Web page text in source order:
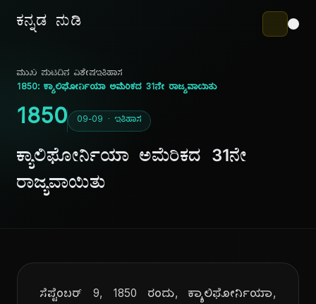
ಕನ್ನಡ ನುಡಿ
ಮುಖ ಪುಟದಿನ ವಿಶೇಷಇತಿಹಾಸ
1850: ಕ್ಯಾಲಿಫೋರ್ನಿಯಾ ಅಮೆರಿಕದ 31ನೇ ರಾಜ್ಯವಾಯಿತು
1850 09-09 · ಇತಿಹಾಸ
ಕ್ಯಾಲಿಫೋರ್ನಿಯಾ ಅಮೆರಿಕದ 31ನೇ
ರಾಜ್ಯವಾಯಿತು
ಸೆಪ್ಟೆಂಬರ್ 9, 1850 ರಂದು, ಕ್ಯಾಲಿಫೋರ್ನಿಯಾ,